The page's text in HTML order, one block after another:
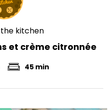
the kitchen
et crème citronnée
45 min